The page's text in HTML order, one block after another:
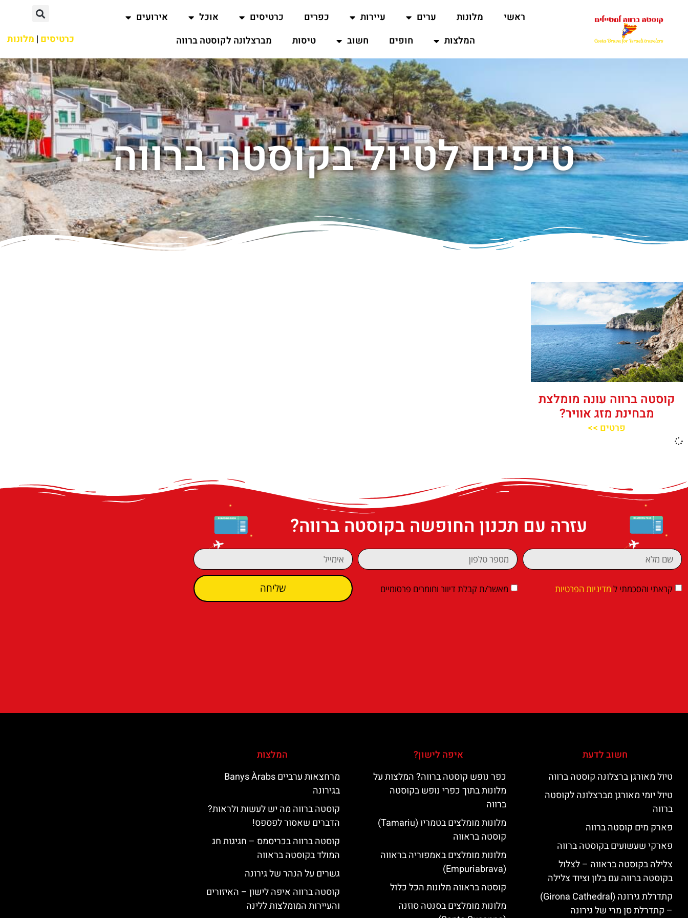
ראשי מלונות ערים עיירות כפרים כרטיסים אוכל
אירועים
המלצות
חופים חשוב טיסות מברצלונה לקוסטה ברווה כרטיסים | מלונות
טיפים לטיול בקוסטה ברווה
קוסטה ברווה עונה מומלצת
מבחינת מזג אוויר?
פרטים >>
עזרה עם תכנון החופשה בקוסטה ברווה?
קראתי והסכמתי ל מדיניות הפרטיות מאשר/ת קבלת דיוור וחומרים פרסומיים שליחה
חשוב לדעת
טיול מאורגן ברצלונה קוסטה ברווה
טיול יומי מאורגן מברצלונה לקוסטה
ברווה
פארק מים קוסטה ברווה
פארקי שעשועים בקוסטה ברווה
צלילה בקוסטה בראווה – לצלול
בקוסטה ברווה עם בלון וציוד צלילה
קתדרלת גירונה (Girona Cathedral)
– קתדרלת סן מרי של גירונה
איפה לישון?
כפר נופש קוסטה ברווה? המלצות על
מלונות בתוך כפרי נופש בקוסטה
ברווה
מלונות מומלצים בטמריו (Tamariu)
קוסטה בראווה
מלונות מומלצים באמפוריה בראווה
(Empuriabrava)
קוסטה בראווה מלונות הכל כלול
מלונות מומלצים בסנטה סוזנה
המלצות
מרחצאות ערביים Banys Àrabs
בגירונה
קוסטה ברווה מה יש לעשות ולראות?
הדברים שאסור לפספס!
קוסטה ברווה בכריסמס – חגיגות חג
המולד בקוסטה בראווה
גשרים על הנהר של גירונה
קוסטה ברווה איפה לישון – האיזורים
והעיירות המומלצות ללינה